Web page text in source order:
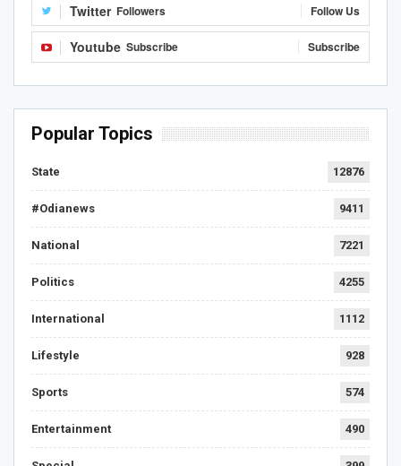
Twitter Followers Follow Us
Youtube Subscribe Subscribe
Popular Topics
State 12876
#Odianews 9411
National 7221
Politics 4255
International 1112
Lifestyle 928
Sports 574
Entertainment 490